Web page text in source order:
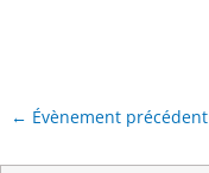
← Évènement précédent